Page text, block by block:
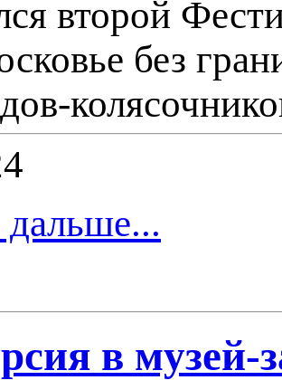
второй
без
дальше...
в